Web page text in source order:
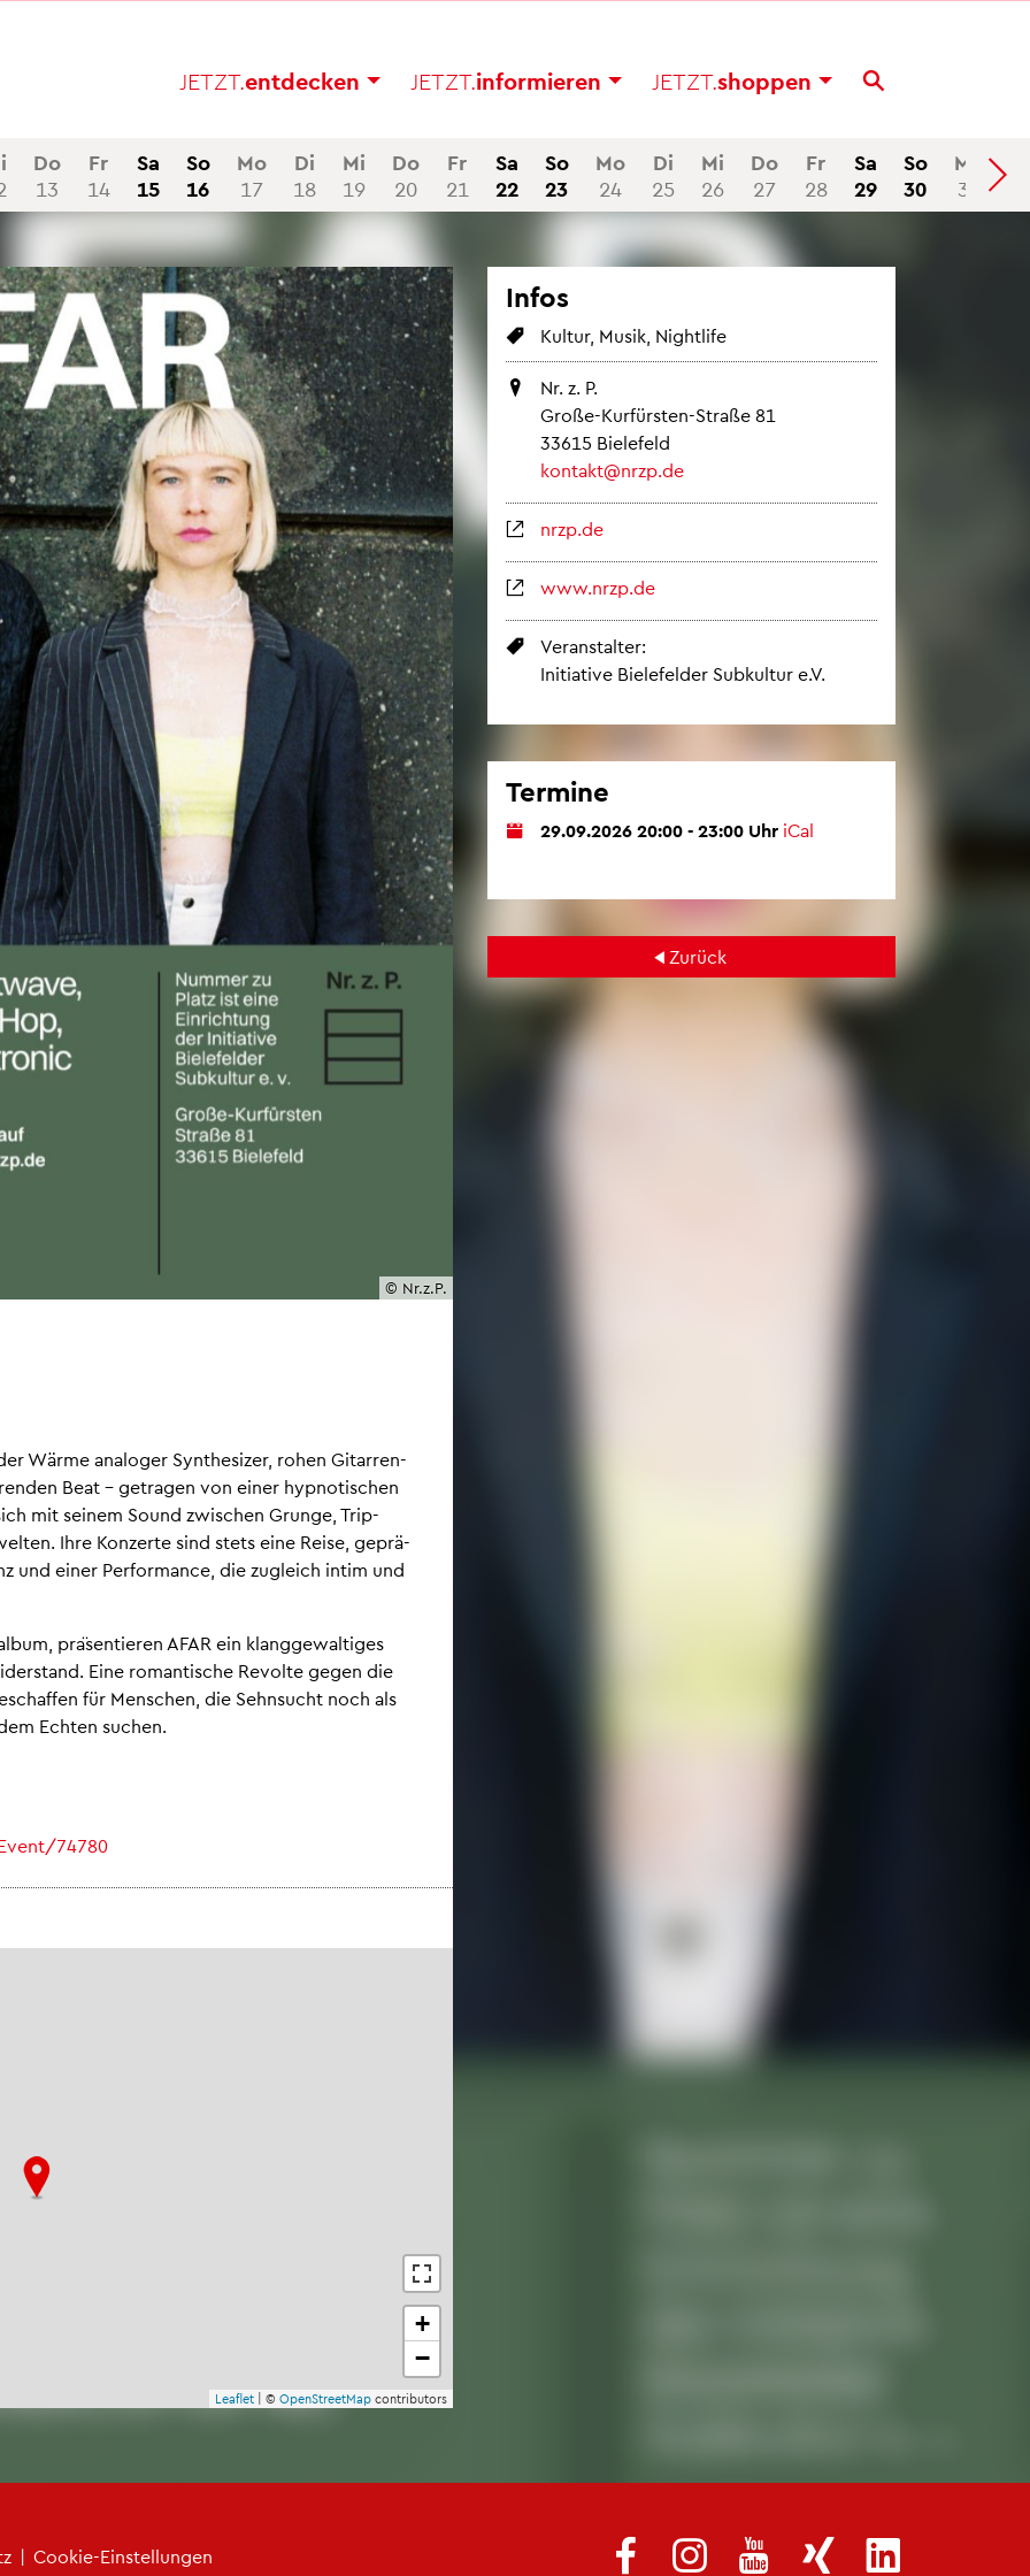
JETZT.ent­de­cken JETZT.in­for­mie­ren JETZT.shop­pen
Do
13
Fr
14
Sa
15
So
16
Mo
17
Di
18
Mi
19
Do
20
Fr
21
Sa
22
So
23
Mo
24
Di
25
Mi
26
Do
27
Fr
28
Sa
29
So
30
Mo
31
© Nr.z.P.
Wä­rme ana­lo­ger Syn­the­si­zer, rohen Gi­tar­ren-
Beat – ge­tra­gen von einer hyp­no­ti­schen
mit sei­nem Sound zwi­schen Grunge, Trip-
Ihre Kon­zer­te sind stets eine Reise, ge­prä­
und einer Per­for­mance, die zu­gleich intim und
pra­̈se­nti­eren AFAR ein klang­ge­wal­ti­ges
Eine ro­man­ti­sche Re­vol­te gegen die
für Men­schen, die Sehn­sucht noch als
Ech­ten su­chen.
​74780
+
−
Leaf­let| © Open­Street­Mapcon­tri­bu­tors
Infos
Kul­tur, Musik, Night­li­fe
Nr. z. P.
Große-Kur­fürs­ten-Stra­ße 81
33615 Bie­le­feld
kon­takt@​nrzp.​de
nrzp.​de
www.​nrzp.​de
Ver­an­stal­ter:
In­itia­ti­ve Bie­le­fel­der Sub­kul­tur e.V.
Ter­mi­ne
29.09.2026 20:00 - 23:00 Uhr iCal
Zu­rück
| Coo­kie-Ein­stel­lun­gen